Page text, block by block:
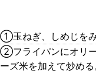
①玉ねぎ、しめじをみ
②フライパンにオリ
ーズ米を加えて炒め